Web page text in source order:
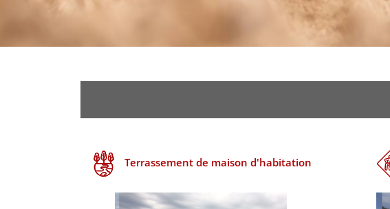
Terrassement de maison d'habitation